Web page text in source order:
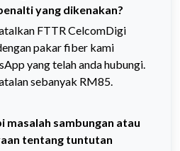
yang dikenakan?
FTTR CelcomDigi
pakar fiber kami
yang telah anda hubungi.
sebanyak RM85.
masalah sambungan atau
tentang tuntutan